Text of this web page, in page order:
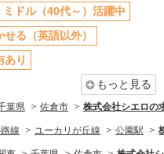
ービス
ドル（40代～）活躍中
ミドル（40代～）活躍中
る（英語以外）
あり
もっと見る
葉県 佐倉市 株式会社シエロの
線 ユーカリが丘線 公園駅